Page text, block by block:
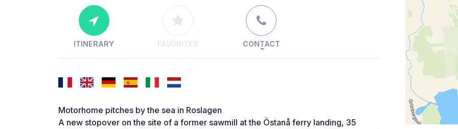
ITINERARY FAVORITES CONTACT
Motorhome pitches by the sea in Roslagen
A new stopover on the site of a former sawmill at the Östanå ferry landing, 35